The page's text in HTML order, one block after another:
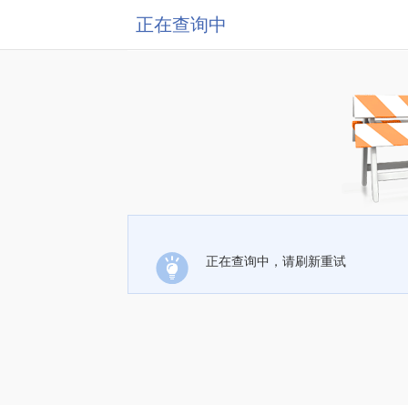
正在查询中
正在查询中，请刷新重试